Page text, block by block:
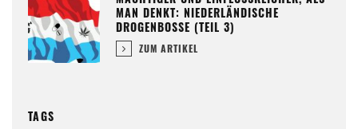
MAN DENKT: NIEDERLÄNDISCHE
DROGENBOSSE (TEIL 3)
ZUM ARTIKEL
TAGS